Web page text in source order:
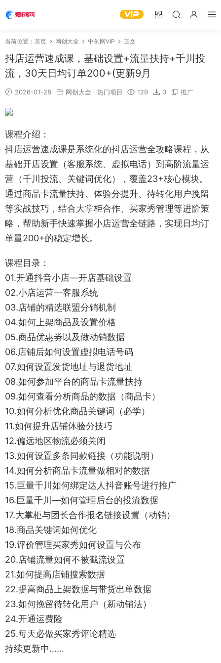
当前位置： 首页 网创大全 中创网VIP 正文
抖店运营速成课，基础设置+流量扶持+千川投
流，30天日均订单200+(更新9月
2026-01-28 网创大全 · 热门项目 129 0 推广
课程介绍：
抖店运营速成课是系统化的抖店运营全攻略课程，从
基础开店设置（客服系统、虚拟电话）到高阶流量运
营（千川投流、关键词优化），覆盖23+核心模块。
通过商品卡流量扶持、体验分提升、待转化用户挽留
等实战技巧，结合大掌柜合作、买家秀管理等进阶策
略，帮助新手快速掌握小店运营全链路，实现日均订
单量200+的稳定增长。
课程目录：
01.开通抖音小店—开店基础设置
02.小店运营—客服系统
03.店铺的精选联盟分销机制
04.如何上架商品及设置价格
05.商品优惠劵以及做动销数据
06.店铺后如何设置虚拟电话号码
07.如何设置发货地址与退货地址
08.如何参加平台的商品卡流量扶持
09.如何查看分析商品的数据（商品卡）
10.如何分析优化商品关键词（必学）
11.如何提升店铺体验分技巧
12.偏远地区物流必须关闭
13.如何设置多条同款链接（功能说明）
14.如何分析商品卡流量做相对的数据
15.巨量千川如何绑定达人抖音账号进行推广
16.巨量千川—如何管理后台的投流数据
17.大掌柜与团长合作报名链接设置（动销）
18.商品关键词如何优化
19.评价管理买家秀如何设置与公布
20.店铺流量如何不被截流设置
21.如何提高店铺搜索数据
22.提高商品上架数据与带货出单数据
23.如何挽留待转化用户（新动销法）
24.开通运费险
25.每天必做买家秀评论精选
持续更新中……